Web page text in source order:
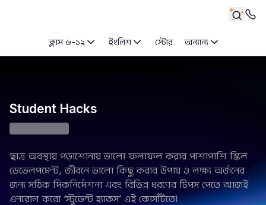
ক্লাস ৬-১২ ইংলিশ স্টোর অন্যান্য
Student Hacks
ছাত্র অবস্থায় পড়াশোনায় ভালো ফলাফল করার পাশাপাশি স্কিল
ডেভেলপমেন্ট, জীবনে ভালো কিছু করার উপায় ও লক্ষ্য অর্জনের
জন্য সঠিক দিকনির্দেশনা এবং বিভিন্ন ধরণের টিপস পেতে আজই
এনরোল করো ‘স্টুডেন্ট হ্যাকস’ এই কোর্সটিতে।